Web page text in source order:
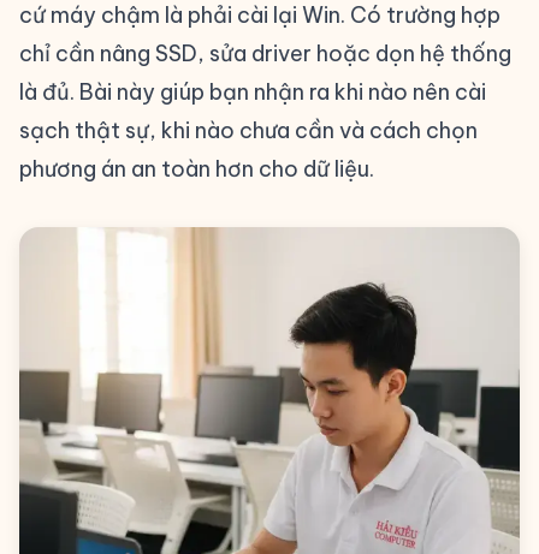
cứ máy chậm là phải cài lại Win. Có trường hợp
chỉ cần nâng SSD, sửa driver hoặc dọn hệ thống
là đủ. Bài này giúp bạn nhận ra khi nào nên cài
sạch thật sự, khi nào chưa cần và cách chọn
phương án an toàn hơn cho dữ liệu.